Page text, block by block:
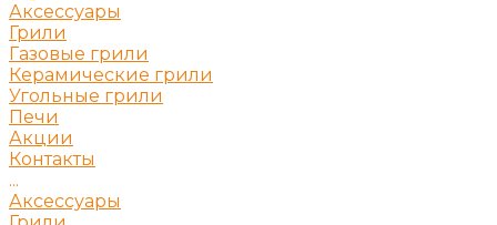
Аксессуары
Грили
Газовые грили
Керамические грили
Угольные грили
Печи
Акции
Контакты
...
Аксессуары